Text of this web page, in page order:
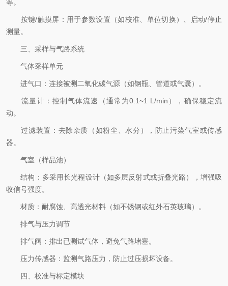
等。
按键/触摸屏：用于参数设置（如校准、单位切换）、启动/停止
测量。
三、采样与气路系统
气体采样单元
进气口：连接被测二氧化碳气源（如钢瓶、管道或气囊）。
流量计：控制气体流速（通常为0.1~1 L/min），确保稳定流
动。
过滤装置：去除杂质（如粉尘、水分），防止污染气室或传感
器。
气室（样品池）
结构：多采用长光程设计（如多层反射式或折叠光路），增强吸
收信号强度。
材质：耐腐蚀、高透光材料（如不锈钢或红外石英玻璃）。
排气与压力调节
排气阀：排出已测试气体，避免气路堵塞。
压力传感器：监测气路压力，防止过压损坏设备。
四、校准与标定模块